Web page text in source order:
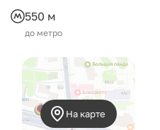
550 м
до метро
На карте